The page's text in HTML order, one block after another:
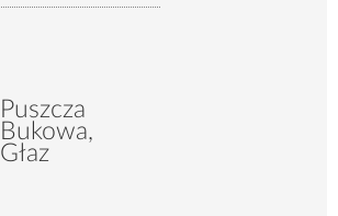
Puszcza
Bukowa,
Głaz